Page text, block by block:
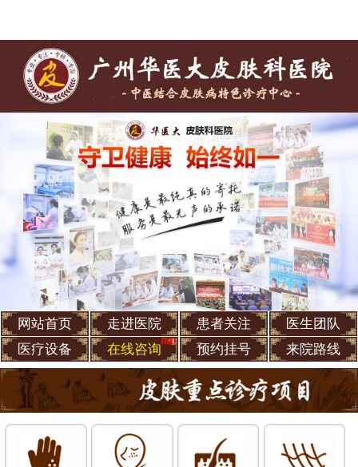
网站首页 走进医院 患者关注
医生团队
医疗设备
在线咨询 预约挂号 来院路线